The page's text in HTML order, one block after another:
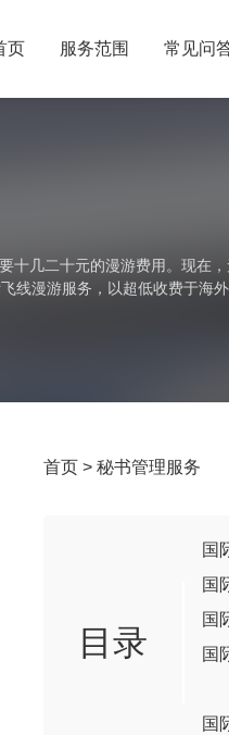
页 服务范围 常见问
十几二十元的漫游费用。现在
线漫游服务，以超低收费于海
首页> 秘书管理服务
目录
国
国
国
国
国